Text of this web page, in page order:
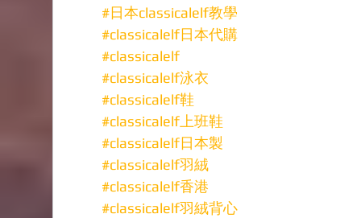
#日本classicalelf教學
#classicalelf日本代購
#classicalelf
#classicalelf泳衣
#classicalelf鞋
#classicalelf上班鞋
#classicalelf日本製
#classicalelf羽絨
#classicalelf香港
#classicalelf羽絨背心